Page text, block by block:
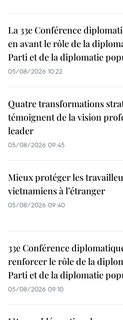
La 33e Conférence
en avant le rôle de la
Parti et de la diplomatie
05/08/2026 10:22
Quatre transformations
témoignent de la vision
leader
05/08/2026 09:45
Mieux protéger les
vietnamiens à l’étranger
05/08/2026 09:40
33e Conférence
renforcer le rôle de la
Parti et de la diplomatie
05/08/2026 09:10